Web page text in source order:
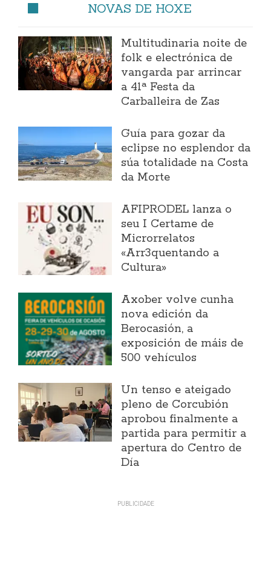
NOVAS DE HOXE
Multitudinaria noite de
folk e electrónica de
vangarda par arrincar
a 41ª Festa da
Carballeira de Zas
Guía para gozar da
eclipse no esplendor da
súa totalidade na Costa
da Morte
AFIPRODEL lanza o
seu I Certame de
Microrrelatos
«Arr3quentando a
Cultura»
Axober volve cunha
nova edición da
Berocasión, a
exposición de máis de
500 vehículos
Un tenso e ateigado
pleno de Corcubión
aprobou finalmente a
partida para permitir a
apertura do Centro de
Día